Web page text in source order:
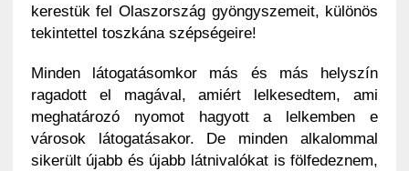
kerestük fel Olaszország gyöngyszemeit, különös
tekintettel toszkána szépségeire!
Minden látogatásomkor más és más helyszín
ragadott el magával, amiért lelkesedtem, ami
meghatározó nyomot hagyott a lelkemben e
városok látogatásakor. De minden alkalommal
sikerült újabb és újabb látnivalókat is fölfedeznem,